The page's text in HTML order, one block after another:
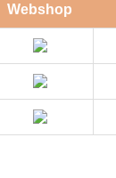
Webshop